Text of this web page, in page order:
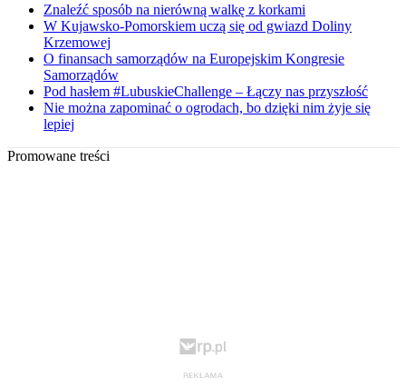
Znaleźć sposób na nierówną walkę z korkami
W Kujawsko-Pomorskiem uczą się od gwiazd Doliny
Krzemowej
O finansach samorządów na Europejskim Kongresie
Samorządów
Pod hasłem #LubuskieChallenge – Łączy nas przyszłość
Nie można zapominać o ogrodach, bo dzięki nim żyje się
lepiej
Promowane treści